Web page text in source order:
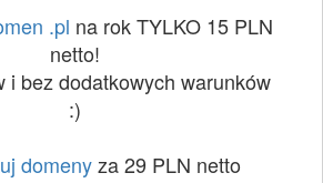
.pl na rok TYLKO 15 PLN
netto!
i bez dodatkowych warunków
:)
domenyza 29 PLN netto